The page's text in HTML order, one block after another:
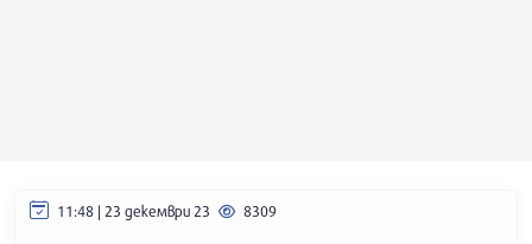
11:48 | 23 декември 23 8309